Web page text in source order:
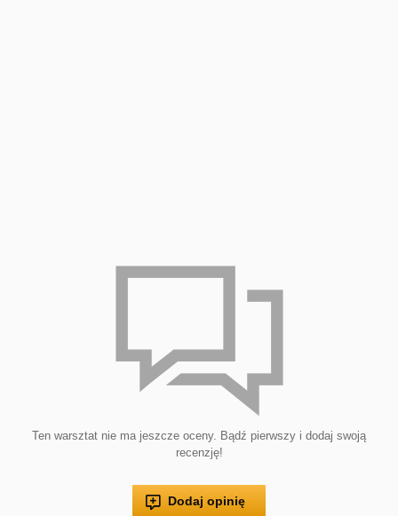
Ten warsztat nie ma jeszcze oceny. Bądź pierwszy i dodaj swoją
recenzję!
Dodaj opinię